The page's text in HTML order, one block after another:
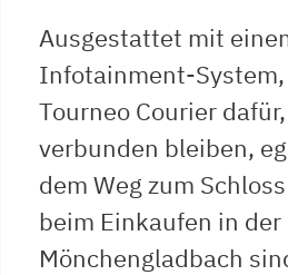
Ausgestattet mit
Infotainment-
Tourneo Courier
verbunden bleiben,
dem Weg zum
beim Einkaufen in
Mönchengladbach